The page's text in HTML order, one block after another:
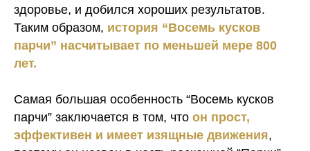
здоровье, и добился хороших результатов.
Таким образом, история “Восемь кусков
парчи” насчитывает по меньшей мере 800
лет.
Самая большая особенность “Восемь кусков
парчи” заключается в том, что он прост,
эффективен и имеет изящные движения,